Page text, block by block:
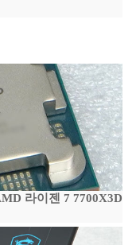
라이젠 7 7700X3D